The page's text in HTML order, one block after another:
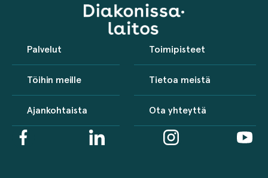
Palvelut Toimipisteet
Töihin meille Tietoa meistä
Ajankohtaista Ota yhteyttä